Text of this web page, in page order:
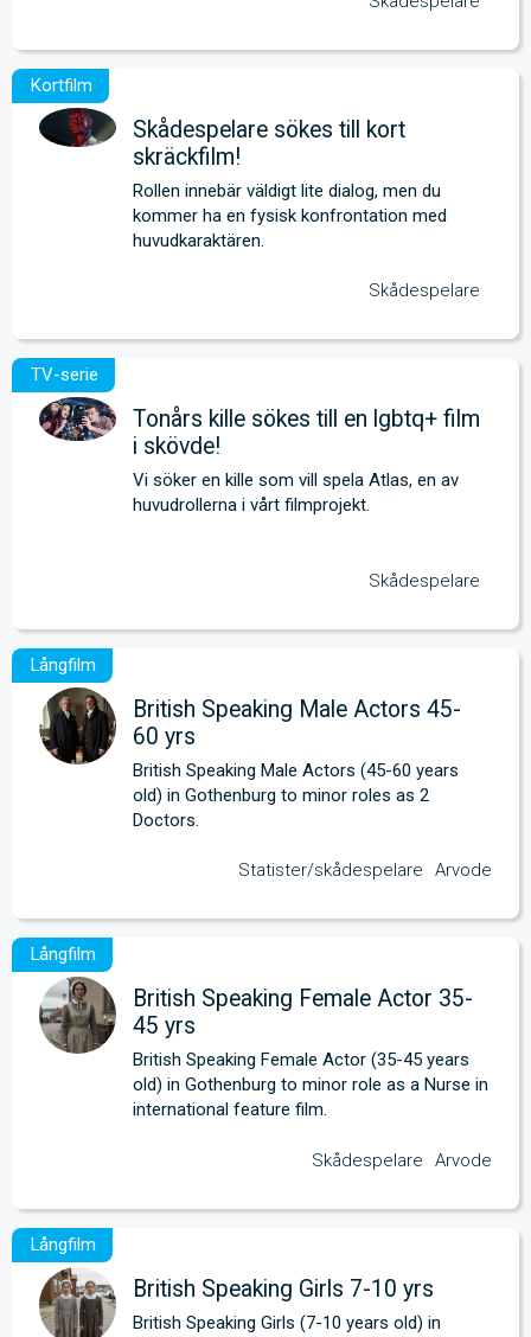
Skådespelare sökes till kort
skräckfilm!
Rollen innebär väldigt lite dialog, men du
kommer ha en fysisk konfrontation med
huvudkaraktären.
Skådespelare
Tonårs kille sökes till en lgbtq+ film
i skövde!
Vi söker en kille som vill spela Atlas, en av
huvudrollerna i vårt filmprojekt.
Skådespelare
British Speaking Male Actors 45-
60 yrs
British Speaking Male Actors (45-60 years
old) in Gothenburg to minor roles as 2
Doctors.
Statister/skådespelare Arvode
British Speaking Female Actor 35-
45 yrs
British Speaking Female Actor (35-45 years
old) in Gothenburg to minor role as a Nurse in
international feature film.
Skådespelare Arvode
British Speaking Girls 7-10 yrs
British Speaking Girls (7-10 years old) in